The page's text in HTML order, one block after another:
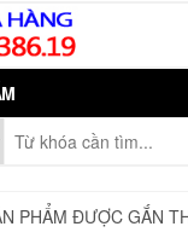
PHẨM ĐƯỢC GẮN